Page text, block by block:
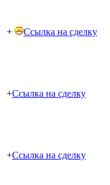
+ Ссылка на сделку
+Ссылка на сделку
+Ссылка на сделку